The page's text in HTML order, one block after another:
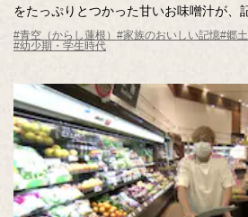
をたっぷりとつかった甘いお味噌汁が、
ったそう。しかし、祖母が認知症を患
「あの味をもう一度食べたい」という記
外な正体とは？
#青空（からし蓮根） #家族のおいしい記憶#郷
#幼少期・学生時代